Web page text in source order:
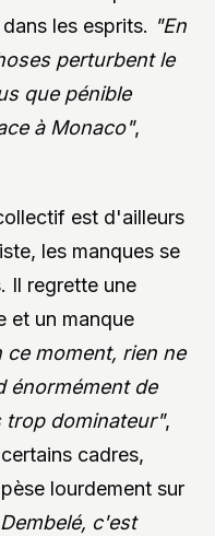
les esprits. "En
perturbent le
que pénible
à Monaco",
est d'ailleurs
les manques se
Il regrette une
et un manque
ce moment, rien ne
énormément de
trop dominateur",
cadres,
lourdement sur
c'est